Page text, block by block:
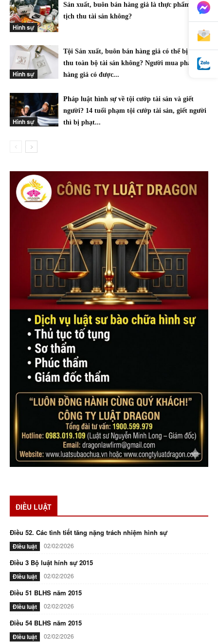
Hình sự
Sản xuất, buôn bán hàng giả là thực phẩm có bị
tịch thu tài sản không?
Hình sự
Tội Sản xuất, buôn bán hàng giả có thể bị tịch
thu toàn bộ tài sản không? Người mua phải
hàng giả có được...
Hình sự
Pháp luật hình sự về tội cướp tài sản và giết
người? 14 tuổi phạm tội cướp tài sản, giết người
thì bị phạt...
ĐIỀU LUẬT
Điều 52. Các tình tiết tăng nặng trách nhiệm hình sự
Điều luật 02/02/2026
Điều 3 Bộ luật hính sự 2015
Điều luật 02/02/2026
Điều 51 BLHS năm 2015
Điều luật 02/02/2026
Điều 54 BLHS năm 2015
Điều luật 02/02/2026